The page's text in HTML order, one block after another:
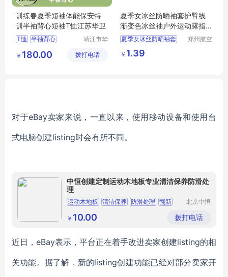
训练春夏季短袖体能保安特
训半袖背心短袖T恤江苏华卫
T恤 半袖背心
靖江市华
技有限公
￥ 180.00 拨打电话
夏季女冰丝防晒袖套护臂线
渐变色冰丝袖户外运动露指
冰袖袖套批发
夏季女冰丝防晒袖套
护臂线渐变色
户外运动露指冰袖
郑州航空
￥ 1.39
对于eBay卖家来说，一直以来，使用移动设备和使用台
式电脑创建listing时会有所不同。
中恒创建定制运动木地板专业清洁保养防滑处
理
运动木地板 清洁保养 防滑处理 翻新
北京中恒
装饰工程
有限公司
￥ 10.00 拨打电话
近日，eBay表示，平台正在着手改进卖家创建listing的相
关功能。据了解，新的listing创建功能已经对部分卖家开